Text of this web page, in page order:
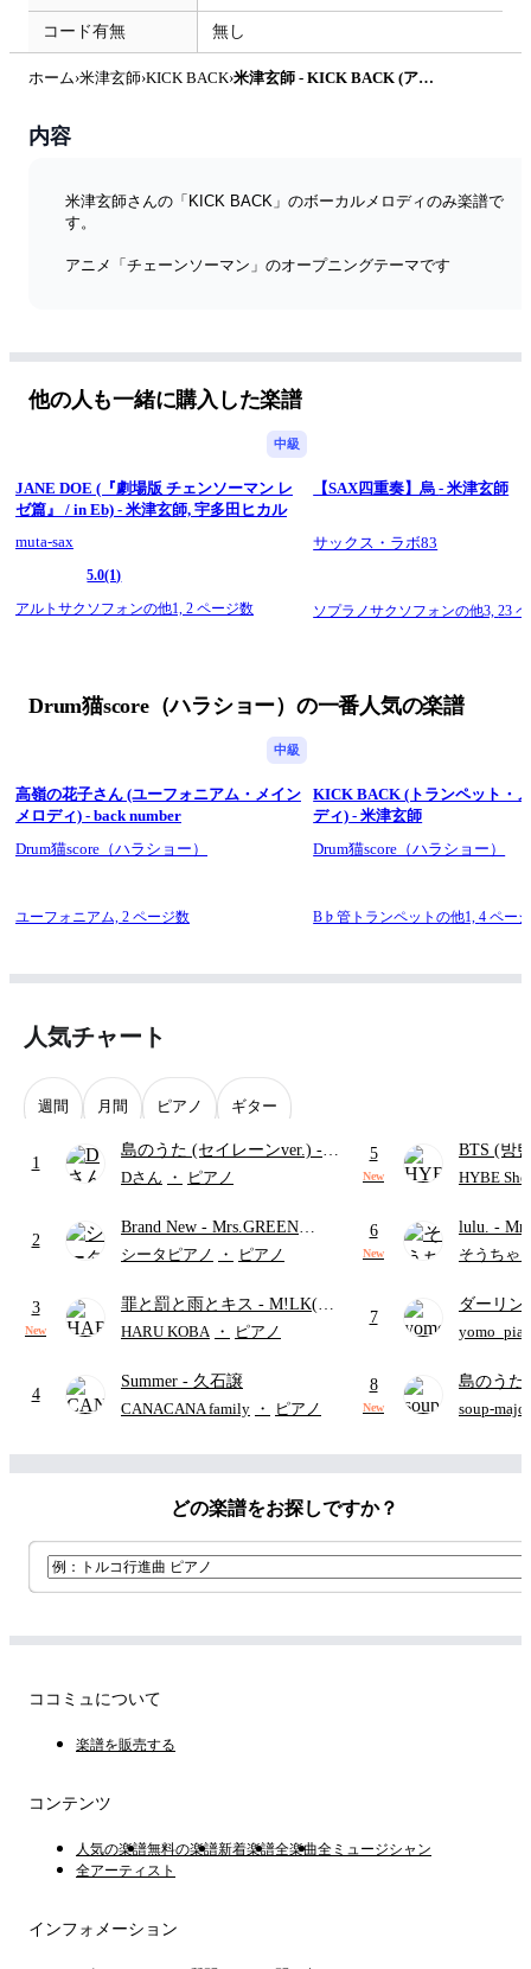
コード有無 無し
ホーム›米津玄師›KICK BACK› 米津玄師 - KICK BACK (アルトサックス・メインメロディ) by ハラショー
内容
米津玄師さんの「KICK BACK」のボーカルメロディのみ楽譜で
す。
アニメ「チェーンソーマン」のオープニングテーマです
他の人も一緒に購入した楽譜
中級
JANE DOE (『劇場版 チェンソーマン レ
ゼ篇』 / in Eb) - 米津玄師, 宇多田ヒカル
muta-sax
5.0(1)
アルトサクソフォンの他1, 2 ページ数
【SAX四重奏】烏 - 米津玄師
サックス・ラボ83
ソプラノサクソフォンの他3,23
Drum猫score（ハラショー）の一番人気の楽譜
中級
高嶺の花子さん (ユーフォニアム・メイン
メロディ) - back number
Drum猫score（ハラショー）
ユーフォニアム, 2 ページ数
KICK BACK (トランペット・
ディ) - 米津玄師
Drum猫score（ハラショー）
B♭管トランペットの他1,4 ペー
人気チャート
週間 月間 ピアノ ギター
1
島のうた (セイレーンver.) -
セイレーン(CV.鈴木みのり)
ード・ペダル付き/『映画ちい
かわ 人魚の島のひみつ』よ
Dさん ・ ピアノ
2
Brand New - Mrs.GREEN
APPLE
シータピアノ ・ ピアノ
3
New
罪と罰と雨とキス - M!LK(佐
野勇斗&吉田仁人)
HARU KOBA ・ ピアノ
4
Summer - 久石譲
CANACANA family ・ ピアノ
5
New
BTS (방
HYBE
6
New
lulu. -
そうちゃ
7
ダーリン
APPLE (
8
New
島のうた
映画ちい
soup-majo
どの楽譜をお探しですか？
ココミュについて
楽譜を販売する
コンテンツ
人気の楽譜無料の楽譜新着楽譜全楽曲全ミュージシャン
全アーティスト
インフォメーション